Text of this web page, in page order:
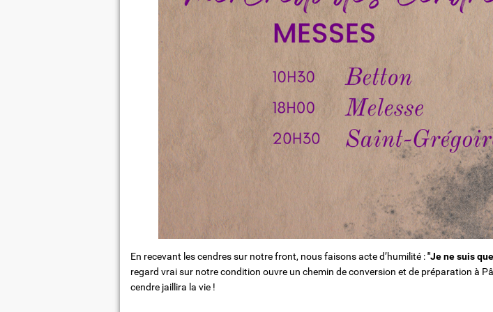
En recevant les cendres sur notre front, nous faisons acte d’humilité :"Je ne suis
regard vrai sur notre condition ouvre un chemin de conversion et de préparation à
cendre jaillira la vie !